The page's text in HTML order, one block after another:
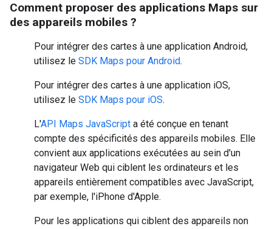
Comment proposer des applications Maps sur
des appareils mobiles ?
Pour intégrer des cartes à une application Android,
utilisez le SDK Maps pour Android.
Pour intégrer des cartes à une application iOS,
utilisez le SDK Maps pour iOS.
L'API Maps JavaScript a été conçue en tenant
compte des spécificités des appareils mobiles. Elle
convient aux applications exécutées au sein d'un
navigateur Web qui ciblent les ordinateurs et les
appareils entièrement compatibles avec JavaScript,
par exemple, l'iPhone d'Apple.
Pour les applications qui ciblent des appareils non